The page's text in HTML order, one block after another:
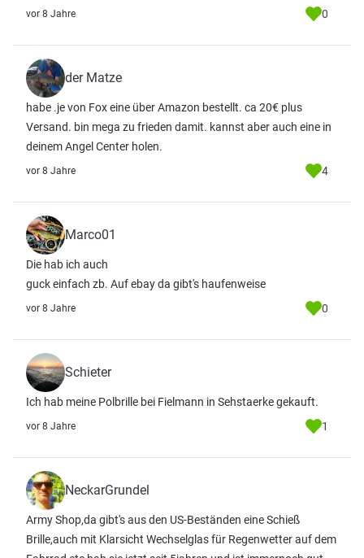
vor 8 Jahre 0
der Matze
habe .je von Fox eine über Amazon bestellt. ca 20€ plus
Versand. bin mega zu frieden damit. kannst aber auch eine in
deinem Angel Center holen.
vor 8 Jahre 4
Marco01
Die hab ich auch
guck einfach zb. Auf ebay da gibt's haufenweise
vor 8 Jahre 0
Schieter
Ich hab meine Polbrille bei Fielmann in Sehstaerke gekauft.
vor 8 Jahre 1
NeckarGrundel
Army Shop,da gibt's aus den US-Beständen eine Schieß
Brille,auch mit Klarsicht Wechselglas für Regenwetter auf dem